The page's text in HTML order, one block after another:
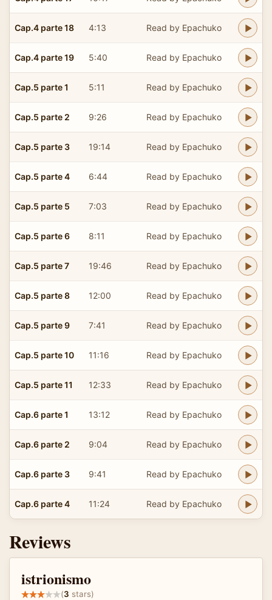
Cap.4 parte 18 4:13 Read by Epachuko
Cap.4 parte 19 5:40 Read by Epachuko
Cap.5 parte 1 5:11 Read by Epachuko
Cap.5 parte 2 9:26 Read by Epachuko
Cap.5 parte 3 19:14 Read by Epachuko
Cap.5 parte 4 6:44 Read by Epachuko
Cap.5 parte 5 7:03 Read by Epachuko
Cap.5 parte 6 8:11 Read by Epachuko
Cap.5 parte 7 19:46 Read by Epachuko
Cap.5 parte 8 12:00 Read by Epachuko
Cap.5 parte 9 7:41 Read by Epachuko
Cap.5 parte 10 11:16 Read by Epachuko
Cap.5 parte 11 12:33 Read by Epachuko
Cap.6 parte 1 13:12 Read by Epachuko
Cap.6 parte 2 9:04 Read by Epachuko
Cap.6 parte 3 9:41 Read by Epachuko
Cap.6 parte 4 11:24 Read by Epachuko
Reviews
istrionismo
(3 stars)